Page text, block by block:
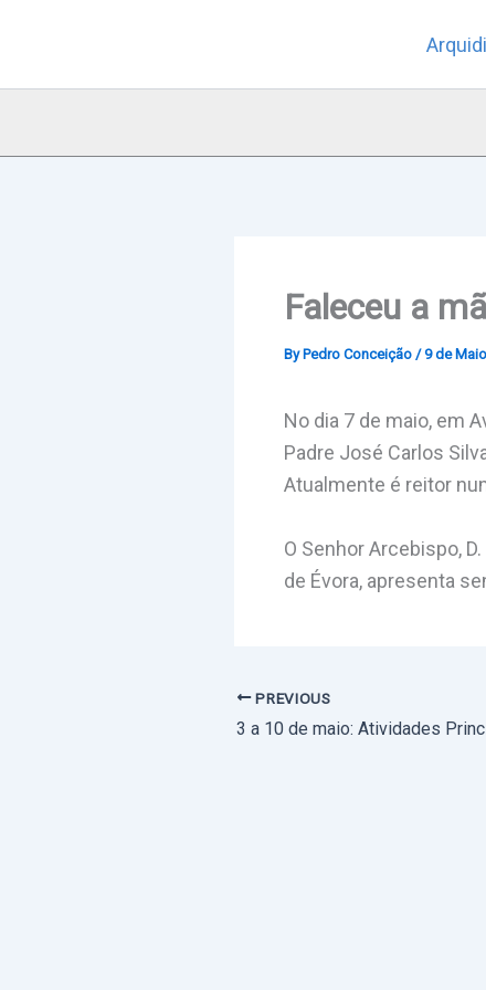
Faleceu a
By Pedro Conceição /9 de
No dia 7 de maio, em
Padre José Carlos
Atualmente é reitor
O Senhor Arcebispo,
de Évora, apresenta
PREVIOUS